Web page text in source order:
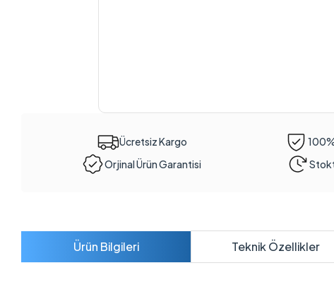
Ücretsiz Kargo
Orjinal Ürün Garantisi
Ürün Bilgileri Teknik Özellikler